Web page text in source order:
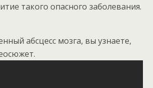
такого опасного заболевания.
абсцесс мозга, вы узнаете,